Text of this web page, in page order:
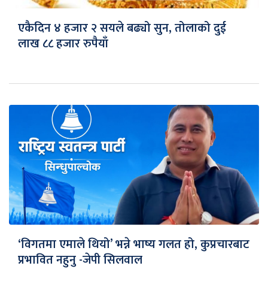
एकैदिन ४ हजार २ सयले बढ्यो सुन, तोलाको दुई
लाख ८८ हजार रुपैयाँ
‘विगतमा एमाले थियो’ भन्ने भाष्य गलत हो, कुप्रचारबाट
प्रभावित नहुनु -जेपी सिलवाल